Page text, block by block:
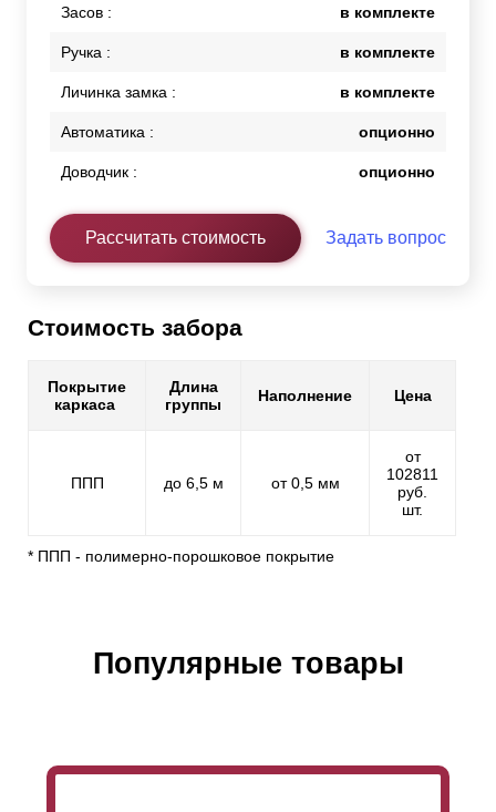
Засов : в комплекте
Ручка : в комплекте
Личинка замка : в комплекте
Автоматика : опционно
Доводчик : опционно
Рассчитать стоимость Задать вопрос
Стоимость забора
Покрытие
каркаса
Длина
группы
Наполнение Цена
ППП до 6,5 м от 0,5 мм
от
102811
руб.
шт.
* ППП - полимерно-порошковое покрытие
Популярные товары